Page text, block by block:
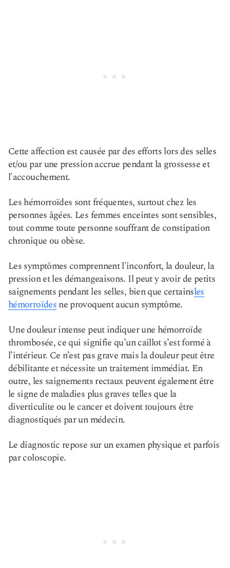
Cette affection est causée par des efforts lors des selles
et/ou par une pression accrue pendant la grossesse et
l'accouchement.
Les hémorroïdes sont fréquentes, surtout chez les
personnes âgées. Les femmes enceintes sont sensibles,
tout comme toute personne souffrant de constipation
chronique ou obèse.
Les symptômes comprennent l'inconfort, la douleur, la
pression et les démangeaisons. Il peut y avoir de petits
saignements pendant les selles, bien que certainsles
hémorroïdesne provoquent aucun symptôme.
Une douleur intense peut indiquer une hémorroïde
thrombosée, ce qui signifie qu’un caillot s’est formé à
l’intérieur. Ce n’est pas grave mais la douleur peut être
débilitante et nécessite un traitement immédiat. En
outre, les saignements rectaux peuvent également être
le signe de maladies plus graves telles que la
diverticulite ou le cancer et doivent toujours être
diagnostiqués par un médecin.
Le diagnostic repose sur un examen physique et parfois
par coloscopie.